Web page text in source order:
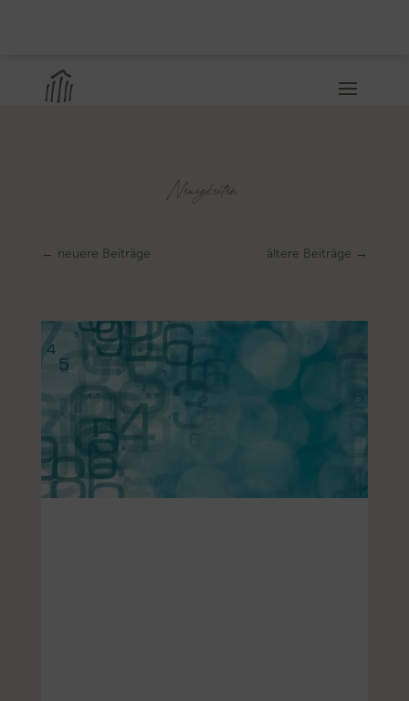
Neuigkeiten
← neuere Beiträge ältere Beiträge →